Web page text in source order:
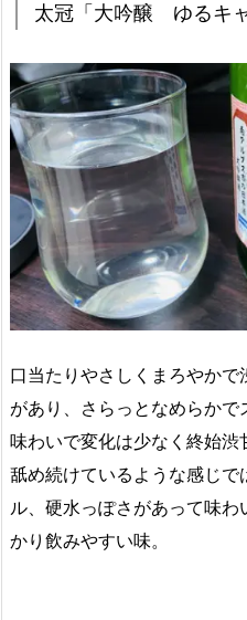
太冠「大吟醸 ゆるキ
口当たりやさしくまろやか
があり、さらっとなめらか
味わいで変化は少なく終始
舐め続けているような感じで
ル、硬水っぽさがあって味
かり飲みやすい味。